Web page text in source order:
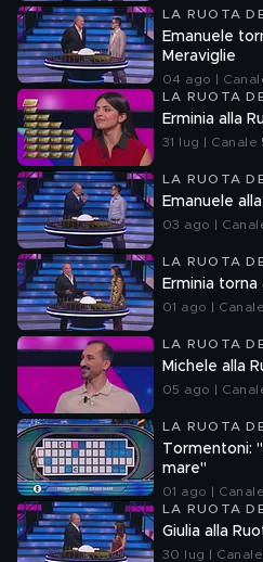
LA RUOTA
Emanuele
Meraviglie
04 ago |
LA RUOTA
Erminia alla
31 lug | Canale
LA RUOTA
Emanuele
03 ago |
LA RUOTA
Erminia
01 ago |
LA RUOTA
Michele alla
05 ago |
LA RUOTA
Tormentoni:
mare"
01 ago |
LA RUOTA
Giulia alla
30 lug | Canale